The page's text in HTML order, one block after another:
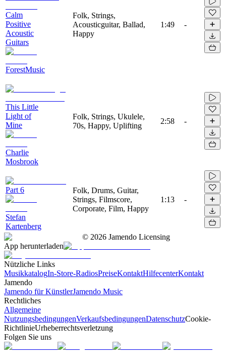
Calm
Positive
Acoustic
Guitars
ForestMusic
Folk, Strings,
Acousticguitar, Ballad,
Happy
1:49 -
This Little
Light of
Mine
Charlie
Mosbrook
Folk, Strings, Ukulele,
70s, Happy, Uplifting
2:58 -
Part 6
Stefan
Kartenberg
Folk, Drums, Guitar,
Strings, Filmscore,
Corporate, Film, Happy
1:13 -
© 2026 Jamendo Licensing
App herunterladen
Nützliche Links
MusikkatalogIn-Store-RadiosPreiseKontaktHilfecenterKontakt
Jamendo
Jamendo für KünstlerJamendo Music
Rechtliches
Allgemeine
NutzungsbedingungenVerkaufsbedingungenDatenschutzCookie-
RichtlinieUrheberrechtsverletzung
Folgen Sie uns